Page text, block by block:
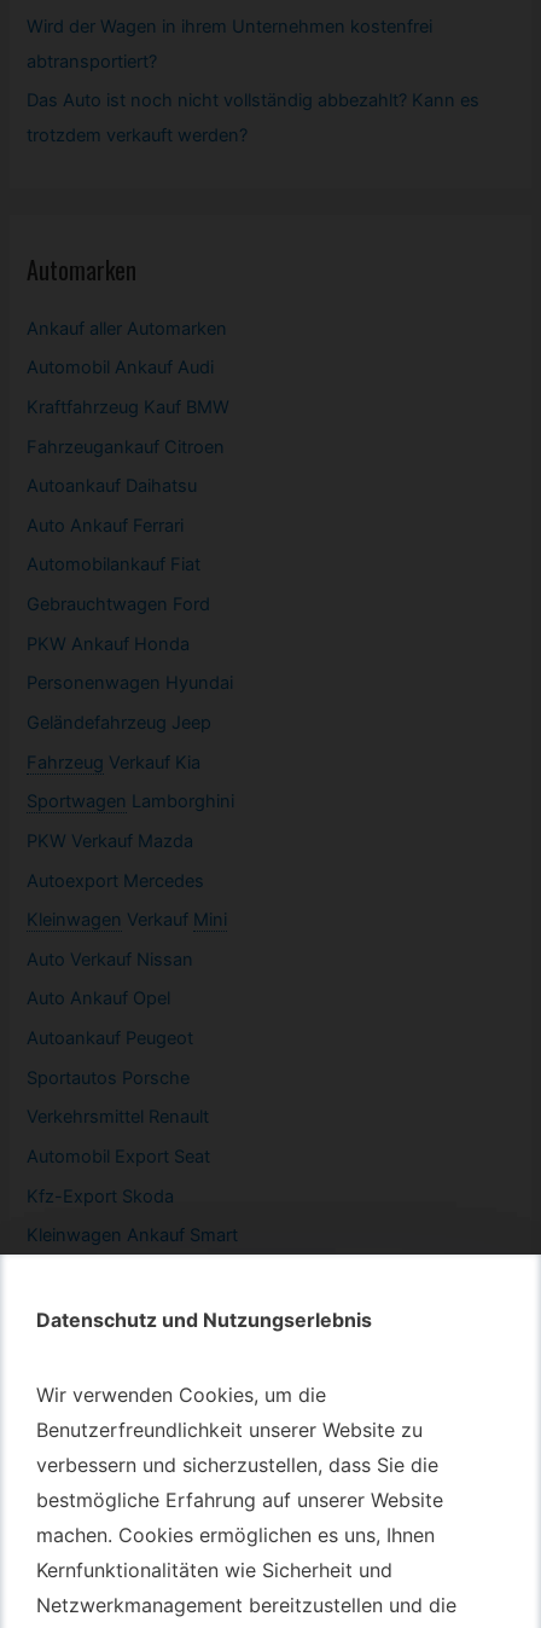
Datenschutz und Nutzungserlebnis
Wir verwenden Cookies, um die
Benutzerfreundlichkeit unserer Website zu
verbessern und sicherzustellen, dass Sie die
bestmögliche Erfahrung auf unserer Website
machen. Cookies ermöglichen es uns, Ihnen
Kernfunktionalitäten wie Sicherheit und
Netzwerkmanagement bereitzustellen und die
Datenschutz und Nutzungserlebnis
Wir verwenden Cookies, um die
Benutzerfreundlichkeit unserer Website zu
verbessern und sicherzustellen, dass Sie die
bestmögliche Erfahrung auf unserer Website
machen. Cookies ermöglichen es uns, Ihnen
Kernfunktionalitäten wie Sicherheit und
Netzwerkmanagement bereitzustellen und die
Wird der Wagen in ihrem Unternehmen kostenfrei
abtransportiert?
Das Auto ist noch nicht vollständig abbezahlt? Kann es
trotzdem verkauft werden?
Automarken
Ankauf aller Automarken
Automobil Ankauf Audi
Kraftfahrzeug Kauf BMW
Fahrzeugankauf Citroen
Autoankauf Daihatsu
Auto Ankauf Ferrari
Automobilankauf Fiat
Gebrauchtwagen Ford
PKW Ankauf Honda
Personenwagen Hyundai
Geländefahrzeug Jeep
Fahrzeug Verkauf Kia
Sportwagen Lamborghini
PKW Verkauf Mazda
Autoexport Mercedes
Kleinwagen Verkauf Mini
Auto Verkauf Nissan
Auto Ankauf Opel
Autoankauf Peugeot
Sportautos Porsche
Verkehrsmittel Renault
Automobil Export Seat
Kfz-Export Skoda
Kleinwagen Ankauf Smart
Autotransport Bochum
Autotransport Düsseldorf
Autotransport Essen
Autoexport Gelsenkirchen
Autoexport Herne